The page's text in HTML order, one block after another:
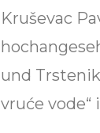
Kruševac
und
vruće